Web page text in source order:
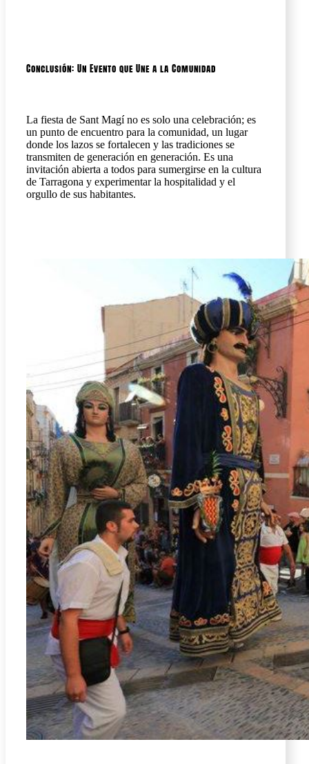
Conclusión: Un Evento que Une a la Comunidad
La fiesta de Sant Magí no es solo una celebración; es
un punto de encuentro para la comunidad, un lugar
donde los lazos se fortalecen y las tradiciones se
transmiten de generación en generación. Es una
invitación abierta a todos para sumergirse en la cultura
de Tarragona y experimentar la hospitalidad y el
orgullo de sus habitantes.